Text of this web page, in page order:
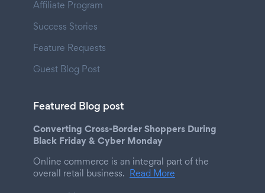
Affiliate Program
Success Stories
Feature Requests
Guest Blog Post
Featured Blog post
Converting Cross-Border Shoppers During
Black Friday & Cyber Monday
Online commerce is an integral part of the
overall retail business. Read More